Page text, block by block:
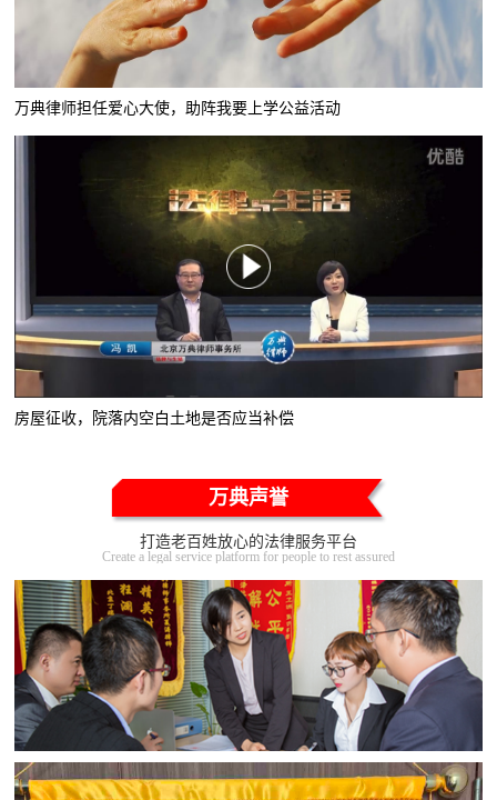
万典律师担任爱心大使，助阵我要上学公益活动
房屋征收，院落内空白土地是否应当补偿
万典声誉
打造老百姓放心的法律服务平台
Create a legal service platform for people to rest assured